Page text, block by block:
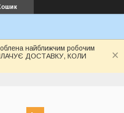
найближчим робочим
ДОСТАВКУ, КОЛИ